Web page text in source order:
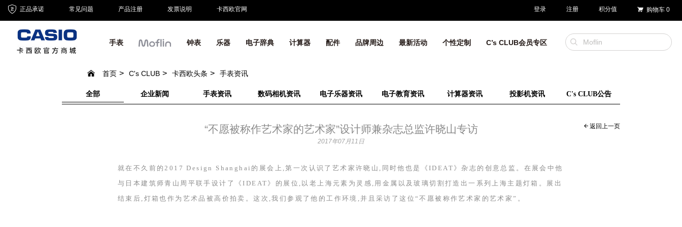
正品承诺 常见问题 产品注册 发票说明 卡西欧官网 登录 注册 积分值 购物车 0
手表 钟表 乐器 电子辞典 计算器 配件 品牌周边 最新活动 个性定制 C’s CLUB会员专区
首页 C's CLUB 卡西欧头条 手表资讯
全部 企业新闻 手表资讯 数码相机资讯 电子乐器资讯 电子教育资讯 计算器资讯 投影机资讯 C's CLUB公告
“不愿被称作艺术家的艺术家”设计师兼杂志总监许晓山专访 返回上一页
2017年07月11日
就在不久前的 2017 Design Shanghai 的展会上,第一次认识了艺术家许晓山,同时他也是《 IDEAT 》杂志的创意总监。在展会中他
与日本建筑师青山周平联手设计了《 IDEAT 》的展位,以老上海元素为灵感,用金属以及玻璃切割打造出一系列上海主题灯箱。展出
结束后,灯箱也作为艺术品被高价拍卖。这次,我们参观了他的工作环境,并且采访了这位“不愿被称作艺术家的艺术家”。